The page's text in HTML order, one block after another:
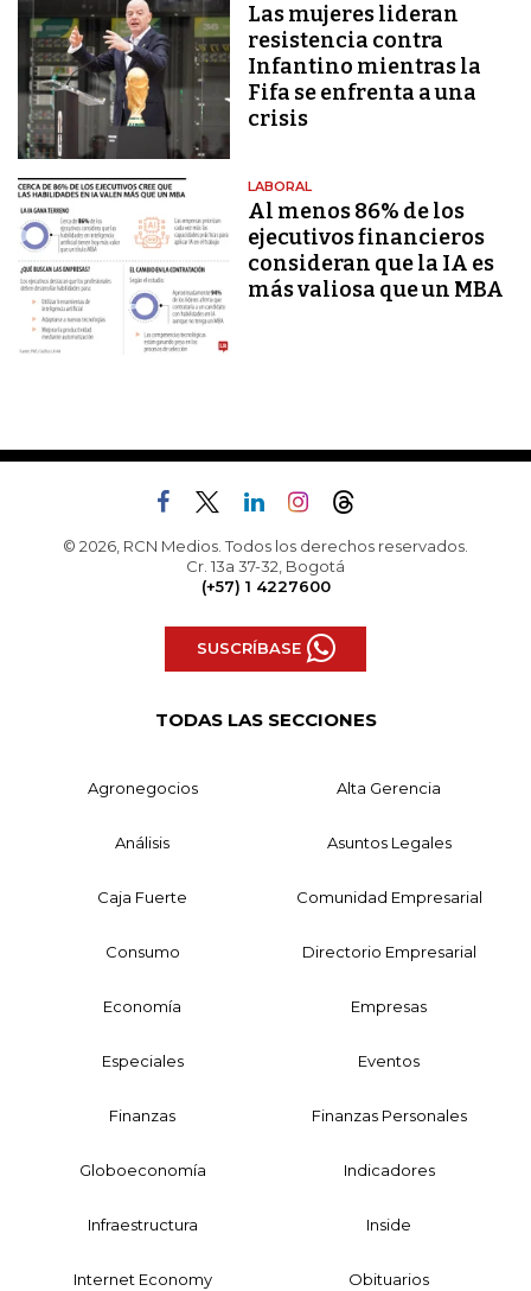
Las mujeres lideran
resistencia contra
Infantino mientras la
Fifa se enfrenta a una
crisis
LABORAL
Al menos 86% de los
ejecutivos financieros
consideran que la IA es
más valiosa que un MBA
© 2026, RCN Medios. Todos los derechos reservados.
Cr. 13a 37-32, Bogotá
(+57) 1 4227600
SUSCRÍBASE
TODAS LAS SECCIONES
Agronegocios Alta Gerencia
Análisis Asuntos Legales
Caja Fuerte Comunidad Empresarial
Consumo Directorio Empresarial
Economía Empresas
Especiales Eventos
Finanzas Finanzas Personales
Globoeconomía Indicadores
Infraestructura Inside
Internet Economy Obituarios